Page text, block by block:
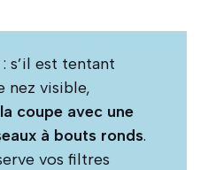
s’il est tentant
nez visible,
coupe avec une
à bouts ronds.
vos filtres